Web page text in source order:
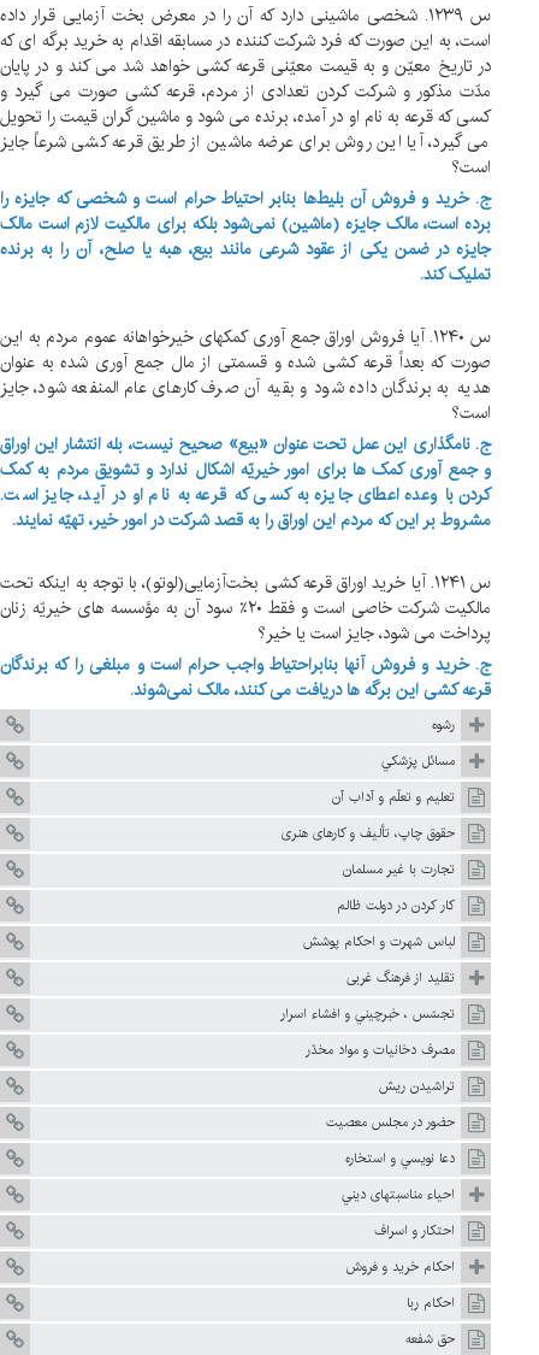
س ۱۲۳۹. شخصی ماشینی دارد که آن را در معرض بخت آزمایی قرار داده
است، به این صورت که فرد شرکت کننده در مسابقه اقدام به خرید برگه ای که
در تاریخ معیّن و به قیمت معیّنی قرعه کشی خواهد شد می کند و در پایان
مدّت مذکور و شرکت کردن تعدادی از مردم، قرعه کشی صورت می گیرد و
کسی که قرعه به نام او در آمده، برنده می شود و ماشین گران قیمت را تحویل
می گیرد، آیا این روش برای عرضه ماشین از طریق قرعه کشی شرعاً جایز
است؟
ج. خرید و فروش آن بلیطها بنابر احتیاط حرام است و شخصی که جایزه را
برده است، مالک جایزه (ماشین) نمیشود بلکه برای مالکیت لازم است مالک
جایزه در ضمن یکی از عقود شرعی مانند بیع، هبه یا صلح، آن را به برنده
تملیک کند.
س ۱۲۴۰. آیا فروش اوراق جمع آوری کمکهای خیرخواهانه عموم مردم به این
صورت که بعداً قرعه کشی شده و قسمتی از مال جمع آوری شده به عنوان
هدیه به برندگان داده شود و بقیه آن صرف کارهای عام المنفعه شود، جایز
است؟
ج. نامگذاری این عمل تحت عنوان «بیع» صحیح نیست، بله انتشار این اوراق
و جمع آوری کمک ها برای امور خیریّه اشکال ندارد و تشویق مردم به کمک
کردن با وعده اعطای جایزه به کسی که قرعه به نام او در آید، جایز است.
مشروط بر این که مردم این اوراق را به قصد شرکت در امور خیر، تهیّه نمایند.
س ۱۲۴۱. آیا خرید اوراق قرعه کشی بخت‌آزمایی(لوتو)، با توجه به اینکه تحت
مالکیت شرکت خاصی است و فقط ۲۰٪ سود آن به مؤسسه های خیریّه زنان
پرداخت می شود، جایز است یا خیر؟
ج. خرید و فروش آنها بنابراحتیاط واجب حرام است و مبلغی را که برندگان
قرعه کشی این برگه ها دریافت می کنند، مالک نمیشوند.
رشوه
مسائل پزشكي
تعليم و تعلّم و آداب آن
حقوق چاپ، تأليف و كارهای هنری
تجارت با غير مسلمان
كار كردن در دولت ظالم
لباس شهرت و احكام پوشش
تقليد از فرهنگ غربى
تجسّس ، خبرچيني و افشاء اسرار
مصرف دخانيات و مواد مخدّر
تراشيدن ريش
حضور در مجلس معصيت
دعا نويسي و استخاره
احياء مناسبتهاى ديني
احتكار و اسراف
احكام خريد و فروش
احكام ربا
حق شفعه